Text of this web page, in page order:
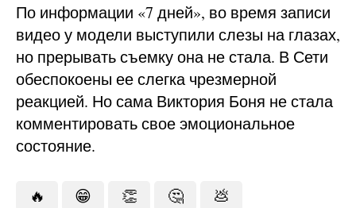
По информации «7 дней», во время записи
видео у модели выступили слезы на глазах,
но прерывать съемку она не стала. В Сети
обеспокоены ее слегка чрезмерной
реакцией. Но сама Виктория Боня не стала
комментировать свое эмоциональное
состояние.
🔥 😁 👏 🤔 💩